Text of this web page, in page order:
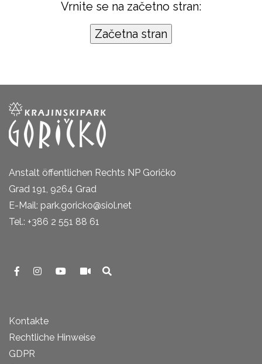
Vrnite se na začetno stran:
Anstalt öffentlichen Rechts NP Goričko
Grad 191, 9264 Grad
E-Mail: park.goricko@siol.net
Tel.: +386 2 551 88 61
Kontakte
Rechtliche Hinweise
GDPR